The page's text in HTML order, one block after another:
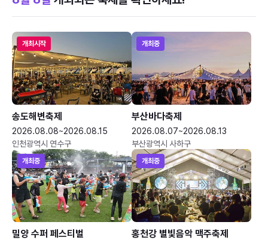
개최시작
송도해변축제
2026.08.08~2026.08.15
인천광역시 연수구
개최중
부산바다축제
2026.08.07~2026.08.13
부산광역시 사하구
개최중
밀양 수퍼 페스티벌
개최중
홍천강 별빛음악 맥주축제